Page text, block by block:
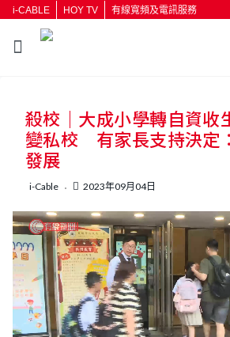
i-CABLE HOY TV 有線寬頻及電訊服務
按輸入鍵開始搜尋
殺校｜大成小學轉自資
變私校 有家長支持決定
發展
i-Cable 2023年09月04日